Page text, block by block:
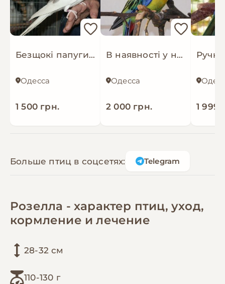
Безщокі папуги корела, самки та самці
Одесса
1 500 грн.
В наявності у нас дивовижний папуга Розелла
Одесса
2 000 грн. 1 999
Больше птиц в соцсетях: Telegram
Розелла - характер птиц, уход,
кормление и лечение
28-32 см
110-130 г